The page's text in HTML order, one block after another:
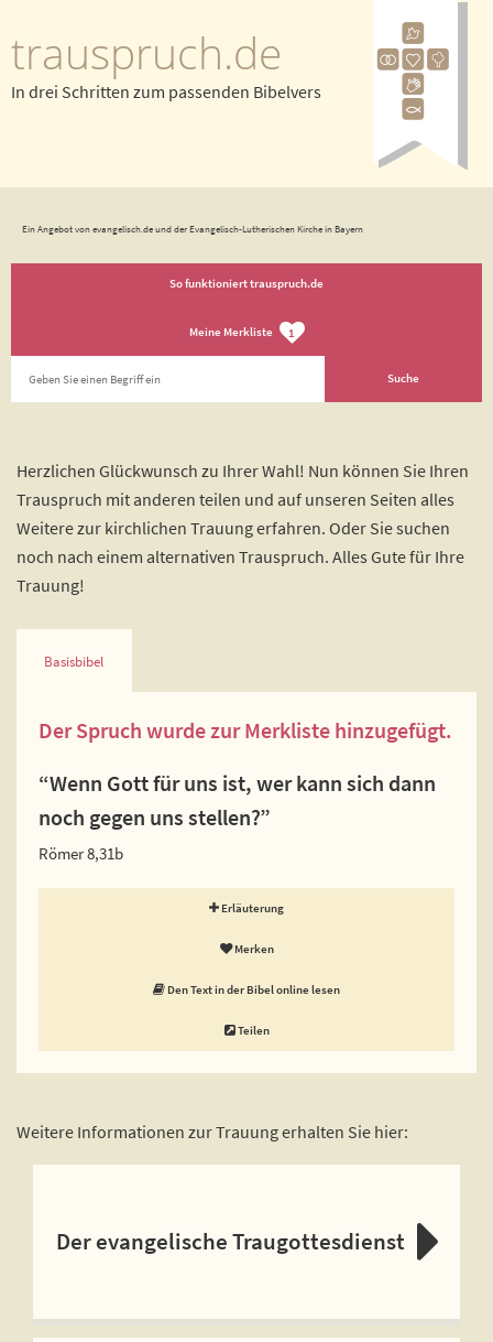
trauspruch.de
In drei Schritten zum passenden Bibelvers
Ein Angebot von evangelisch.de und der Evangelisch-Lutherischen Kirche in Bayern
So funktioniert trauspruch.de
Meine Merkliste 1
Herzlichen Glückwunsch zu Ihrer Wahl! Nun können Sie Ihren
Trauspruch mit anderen teilen und auf unseren Seiten alles
Weitere zur kirchlichen Trauung erfahren. Oder Sie suchen
noch nach einem alternativen Trauspruch. Alles Gute für Ihre
Trauung!
Basisbibel
Der Spruch wurde zur Merkliste hinzugefügt.
“Wenn Gott für uns ist, wer kann sich dann
noch gegen uns stellen?”
Römer 8,31b
Erläuterung
Merken
Den Text in der Bibel online lesen
Teilen
Weitere Informationen zur Trauung erhalten Sie hier:
Der evangelische Traugottesdienst